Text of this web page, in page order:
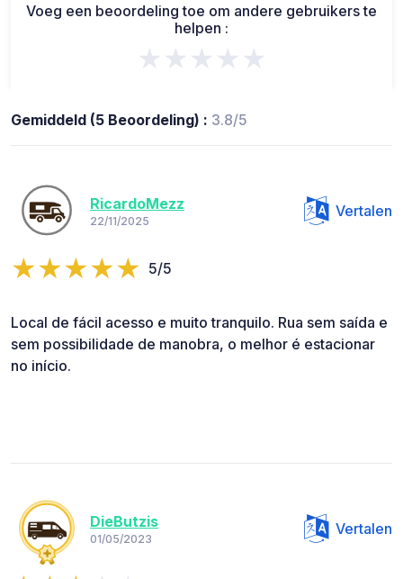
Voeg een beoordeling toe om andere gebruikers te
helpen :
★★★★★
Gemiddeld (5 Beoordeling) : 3.8/5
RicardoMezz
22/11/2025
Vertalen
5/5
Local de fácil acesso e muito tranquilo. Rua sem saída e
sem possibilidade de manobra, o melhor é estacionar
no início.
DieButzis
01/05/2023
Vertalen